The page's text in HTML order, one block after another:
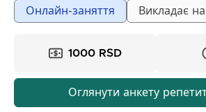
повільно і ґрунтовно, з
адаптованими до рівня учня. Я
формули напам'ять.
1) Перед самим уроком необхідно
матеріал, який нам потрібен для
Онлайн-заняття Викладає
1000 RSD
Оглянути анкету